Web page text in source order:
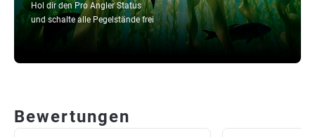
Hol dir den Pro Angler Status
und schalte alle Pegelstände frei
Bewertungen